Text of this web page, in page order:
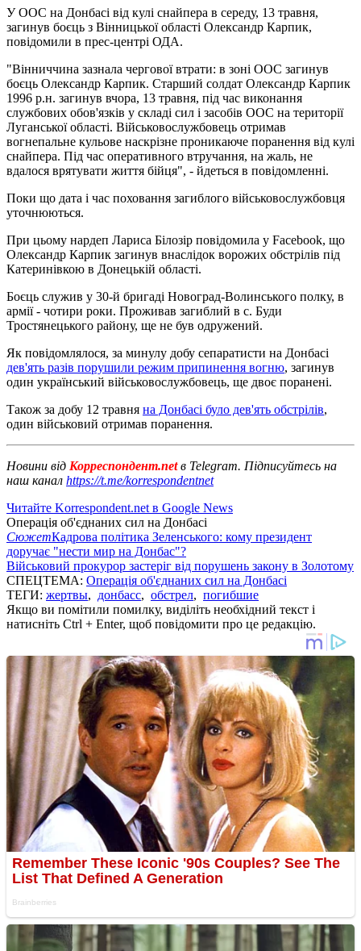
У ООС на Донбасі від кулі снайпера в середу, 13 травня,
загинув боєць з Вінницької області Олександр Карпик,
повідомили в прес-центрі ОДА.
"Вінниччина зазнала чергової втрати: в зоні ООС загинув
боєць Олександр Карпик. Старший солдат Олександр Карпик
1996 р.н. загинув вчора, 13 травня, під час виконання
службових обов'язків у складі сил і засобів ООС на території
Луганської області. Військовослужбовець отримав
вогнепальне кульове наскрізне проникаюче поранення від кулі
снайпера. Під час оперативного втручання, на жаль, не
вдалося врятувати життя бійця", - йдеться в повідомленні.
Поки що дата і час поховання загиблого військовослужбовця
уточнюються.
При цьому нардеп Лариса Білозір повідомила у Facebook, що
Олександр Карпик загинув внаслідок ворожих обстрілів під
Катеринівкою в Донецькій області.
Боєць служив у 30-й бригаді Новоград-Волинського полку, в
армії - чотири роки. Проживав загиблий в с. Буди
Тростянецького району, ще не був одружений.
Як повідомлялося, за минулу добу сепаратисти на Донбасі
дев'ять разів порушили режим припинення вогню, загинув
один український військовослужбовець, ще двоє поранені.
Також за добу 12 травня на Донбасі було дев'ять обстрілів,
один військовий отримав поранення.
Новини від Корреспондент.netв Telegram. Підписуйтесь на
наш канал https://t.me/korrespondentnet
Читайте Korrespondent.net в Google News
Операція об'єднаних сил на Донбасі
СюжетКадрова політика Зеленського: кому президент
доручає "нести мир на Донбас"?
Військовий прокурор застеріг від порушень закону в Золотому
СПЕЦТЕМА: Операція об'єднаних сил на Донбасі
ТЕГИ: жертвы, донбасс, обстрел, погибшие
Якщо ви помітили помилку, виділіть необхідний текст і
натисніть Ctrl + Enter, щоб повідомити про це редакцію.